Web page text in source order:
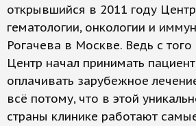
открывшийся в 2011 году
гематологии, онкологии и
Рогачева в Москве. Ведь с
Центр начал принимать
оплачивать зарубежное
всё потому, что в этой
страны клинике работают